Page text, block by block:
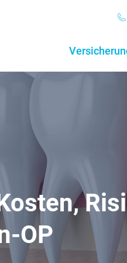
Private
Kombiversicherung
Grippe: Symptome
Übelkeit:
Norovirus:
Nierenschmerzen
Kopfschmerzen
OP